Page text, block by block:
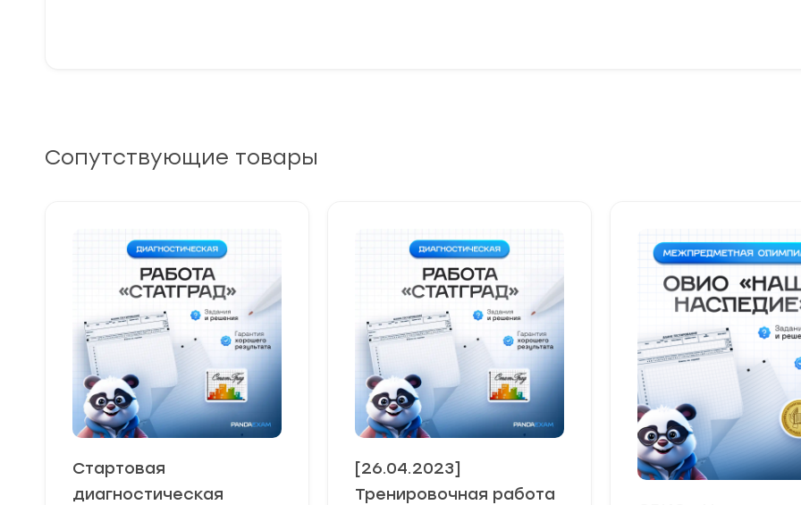
Сопутствующие товары
Стартовая
диагностическая
[26.04.2023]
Тренировочная работа